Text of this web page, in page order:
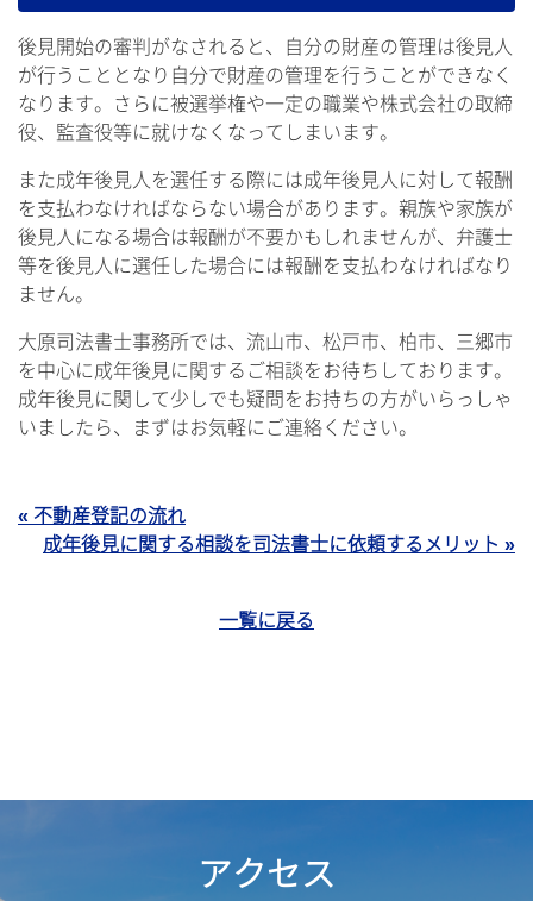
後見開始の審判がなされると、自分の財産の管理は後見人
が行うこととなり自分で財産の管理を行うことができなく
なります。さらに被選挙権や一定の職業や株式会社の取締
役、監査役等に就けなくなってしまいます。
また成年後見人を選任する際には成年後見人に対して報酬
を支払わなければならない場合があります。親族や家族が
後見人になる場合は報酬が不要かもしれませんが、弁護士
等を後見人に選任した場合には報酬を支払わなければなり
ません。
大原司法書士事務所では、流山市、松戸市、柏市、三郷市
を中心に成年後見に関するご相談をお待ちしております。
成年後見に関して少しでも疑問をお持ちの方がいらっしゃ
いましたら、まずはお気軽にご連絡ください。
« 不動産登記の流れ
成年後見に関する相談を司法書士に依頼するメリット »
一覧に戻る
アクセス